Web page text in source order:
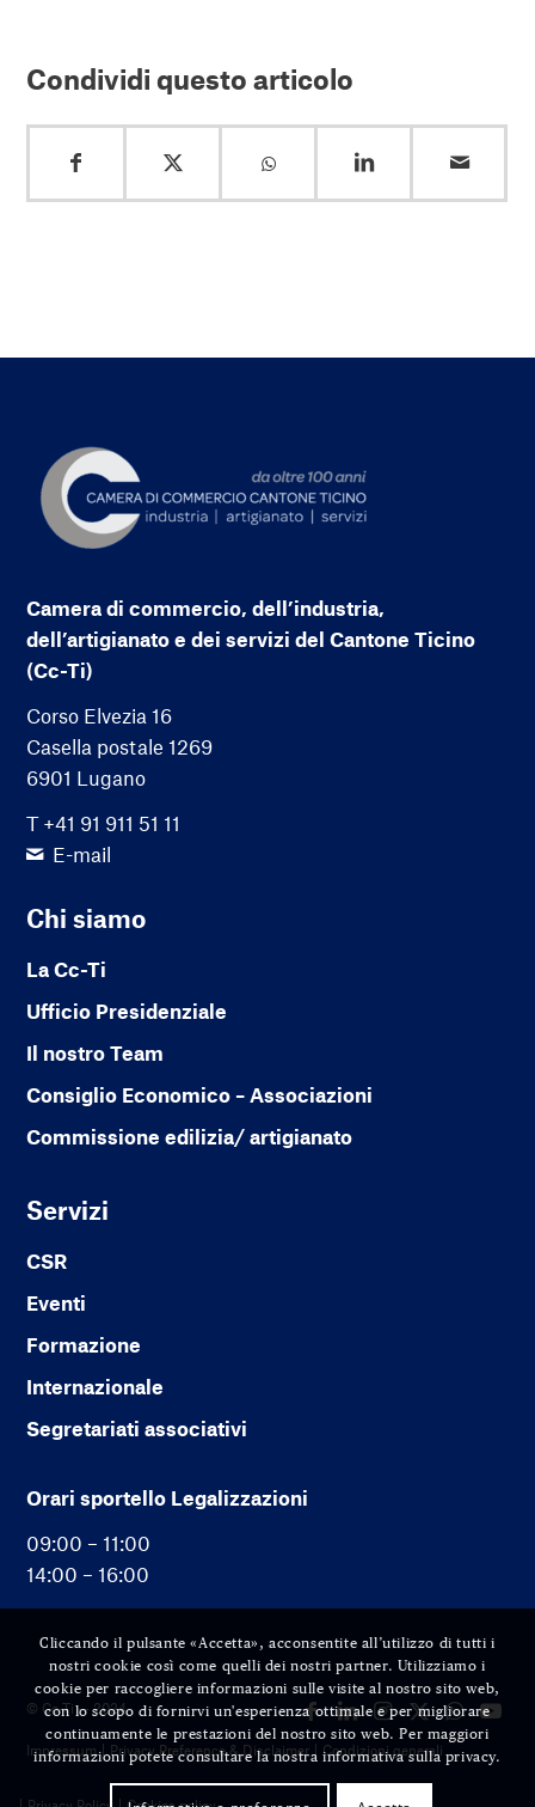
Condividi questo articolo
Camera di commercio, dell’industria,
dell’artigianato e dei servizi del Cantone Ticino
(Cc-Ti)
Corso Elvezia 16
Casella postale 1269
6901 Lugano
T +41 91 911 51 11
E-mail
Chi siamo
La Cc-Ti
Ufficio Presidenziale
Il nostro Team
Consiglio Economico – Associazioni
Commissione edilizia/ artigianato
Servizi
CSR
Eventi
Formazione
Internazionale
Segretariati associativi
Orari sportello Legalizzazioni
09:00 – 11:00
14:00 – 16:00
© Cc-Ti — 2024
Impressum Privacy Preference & Disclaimer Condizioni generali
Cliccando il pulsante «Accetta», acconsentite all’utilizzo di tutti i
nostri cookie così come quelli dei nostri partner. Utilizziamo i
cookie per raccogliere informazioni sulle visite al nostro sito web,
con lo scopo di fornirvi un'esperienza ottimale e per migliorare
continuamente le prestazioni del nostro sito web. Per maggiori
informazioni potete consultare la nostra informativa sulla privacy.